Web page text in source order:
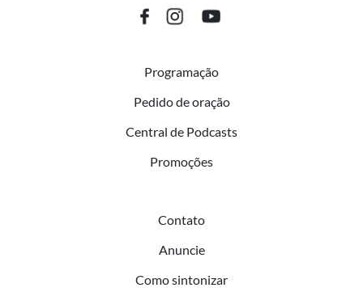
Programação
Pedido de oração
Central de Podcasts
Promoções
Contato
Anuncie
Como sintonizar